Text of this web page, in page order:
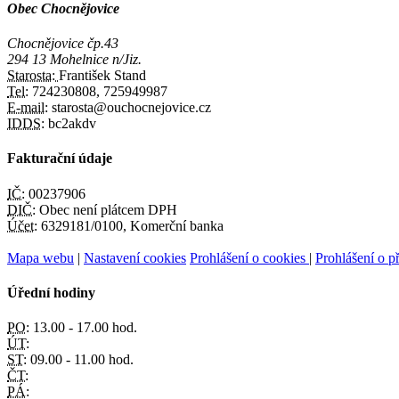
Obec Chocnějovice
Chocnějovice čp.43
294 13 Mohelnice n/Jiz.
Starosta: František Stand
Tel: 724230808, 725949987
E-mail: starosta@ouchocnejovice.cz
IDDS: bc2akdv
Fakturační údaje
IČ: 00237906
DIČ: Obec není plátcem DPH
Účet: 6329181/0100, Komerční banka
Mapa webu | Nastavení cookies Prohlášení o cookies | Prohlášení o
Úřední hodiny
PO: 13.00 - 17.00 hod.
ÚT:
ST: 09.00 - 11.00 hod.
ČT:
PÁ: